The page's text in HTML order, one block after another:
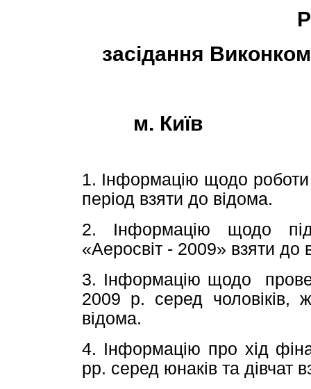
засідання
м.
1. Інформацію щодо роботи
період взяти до відома.
2. Інформацію щодо
«Аеросвіт - 2009» взяти до
3. Інформацію щодо
2009 р. серед чоловіків,
відома.
4. Інформацію про хід
рр. серед юнаків та дівчат